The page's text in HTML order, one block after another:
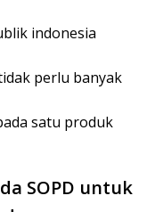
indonesia
perlu banyak
satu produk
SOPD untuk